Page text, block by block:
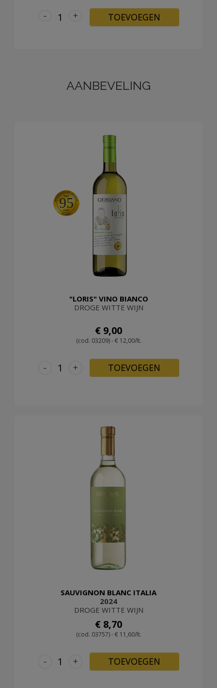
+
- TOEVOEGEN
AANBEVELING
95
"LORIS" VINO BIANCO
DROGE WITTE WIJN
€ 9,00
(cod. 03209) - € 12,00/lt.
+
- TOEVOEGEN
SAUVIGNON BLANC ITALIA
2024
DROGE WITTE WIJN
€ 8,70
(cod. 03757) - € 11,60/lt.
+
- TOEVOEGEN